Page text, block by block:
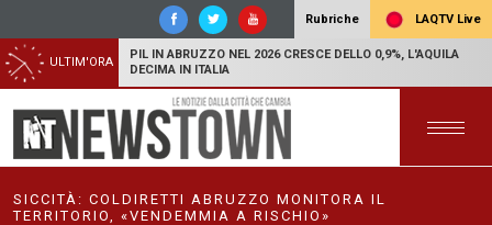
Rubriche LAQTV Live
ULTIM'ORA
PIL IN ABRUZZO NEL 2026 CRESCE DELLO 0,9%, L'AQUILA
DECIMA IN ITALIA
SICCITÀ: COLDIRETTI ABRUZZO MONITORA IL
TERRITORIO, «VENDEMMIA A RISCHIO»